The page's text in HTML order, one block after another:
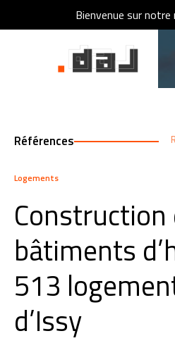
Bienvenue sur
Bienvenue sur
Références
Logements
Construction
bâtiments
513
d’Issy